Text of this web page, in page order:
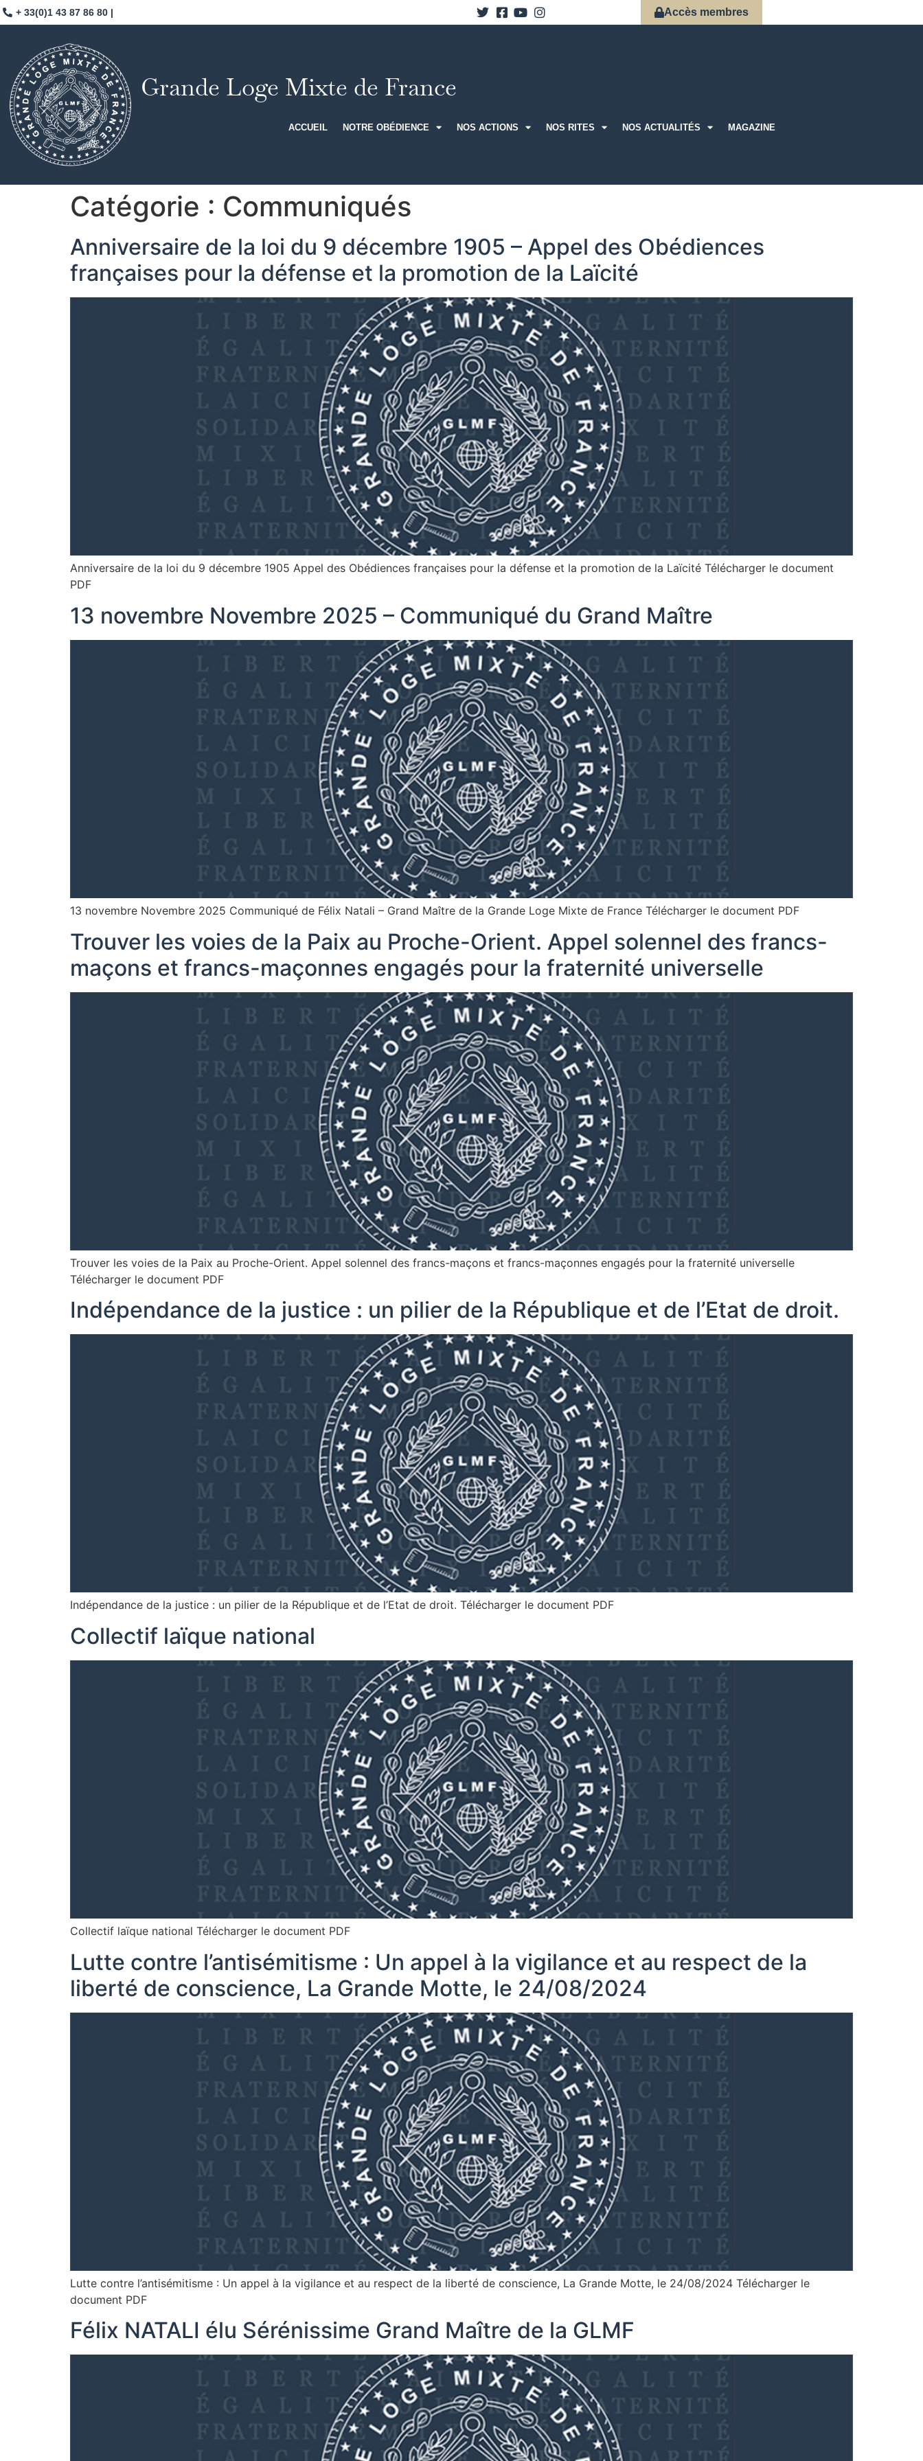
+ 33(0)1 43 87 86 80 | Accès membres
Grande Loge Mixte de France
ACCUEIL NOTRE OBÉDIENCE NOS ACTIONS NOS RITES NOS ACTUALITÉS MAGAZINE
Catégorie : Communiqués
Anniversaire de la loi du 9 décembre 1905 – Appel des Obédiences
françaises pour la défense et la promotion de la Laïcité
Anniversaire de la loi du 9 décembre 1905 Appel des Obédiences françaises pour la défense et la promotion de la Laïcité Télécharger le document
PDF
13 novembre Novembre 2025 – Communiqué du Grand Maître
13 novembre Novembre 2025 Communiqué de Félix Natali – Grand Maître de la Grande Loge Mixte de France Télécharger le document PDF
Trouver les voies de la Paix au Proche-Orient. Appel solennel des francs-
maçons et francs-maçonnes engagés pour la fraternité universelle
Trouver les voies de la Paix au Proche-Orient. Appel solennel des francs-maçons et francs-maçonnes engagés pour la fraternité universelle
Télécharger le document PDF
Indépendance de la justice : un pilier de la République et de l’Etat de droit.
Indépendance de la justice : un pilier de la République et de l’Etat de droit. Télécharger le document PDF
Collectif laïque national
Collectif laïque national Télécharger le document PDF
Lutte contre l’antisémitisme : Un appel à la vigilance et au respect de la
liberté de conscience, La Grande Motte, le 24/08/2024
Lutte contre l’antisémitisme : Un appel à la vigilance et au respect de la liberté de conscience, La Grande Motte, le 24/08/2024 Télécharger le
document PDF
Félix NATALI élu Sérénissime Grand Maître de la GLMF